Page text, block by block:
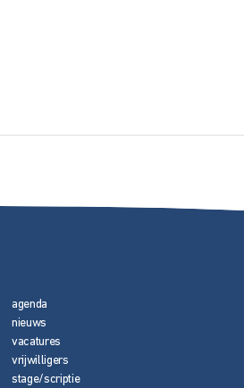
agenda
nieuws
vacatures
vrijwilligers
stage/scriptie